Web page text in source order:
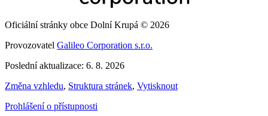
Oficiální stránky obce Dolní Krupá © 2026
Provozovatel Galileo Corporation s.r.o.
Poslední aktualizace: 6. 8. 2026
Změna vzhledu, Struktura stránek, Vytisknout
Prohlášení o přístupnosti